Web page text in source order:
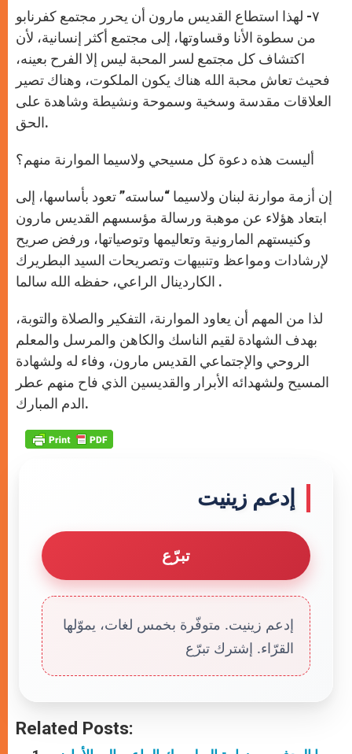
٧- لهذا استطاع القديس مارون أن يحرر مجتمع كفرنابو
من سطوة الأنا وقساوتها، إلى مجتمع أكثر إنسانية، لأن
اكتشاف كل مجتمع لسر المحبة ليس إلا الفرح بعينه،
فحيث تعاش محبة الله هناك يكون الملكوت، وهناك تصير
العلاقات مقدسة وسخية وسموحة ونشيطة وشاهدة على
الحق.
أليست هذه دعوة كل مسيحي ولاسيما الموارنة منهم؟
إن أزمة موارنة لبنان ولاسيما “ساسته” تعود بأساسها، إلى
ابتعاد هؤلاء عن موهبة ورسالة مؤسسهم القديس مارون
وكنيستهم المارونية وتعاليمها وتوصياتها، ورفض صريح
لإرشادات ومواعظ وتنبيهات وتصريحات السيد البطريرك
الكاردينال الراعي، حفظه الله سالما .
لذا من المهم أن يعاود الموارنة، التفكير والصلاة والتوبة،
بهدف الشهادة لقيم الناسك والكاهن والمرسل والمعلم
الروحي والإجتماعي القديس مارون، وفاء له ولشهادة
المسيح ولشهدائه الأبرار والقديسين الذي فاح منهم عطر
الدم المبارك.
إدعم زينيت
تبرّع
إدعم زينيت. متوفّرة بخمس لغات، يموّلها
القرّاء. إشترك تبرّع
Related Posts: